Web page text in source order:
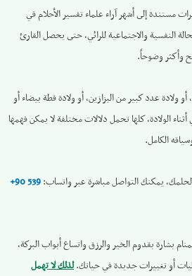
مستندة إلى أشهر آراء علماء تفسير الأحلام في
النفسية والاجتماعية للرائي، حتى يحصل القارئ
وأكثر وضوحاً.
ولادة عدد كبير من البزازين، أو ولادة قطة بيضاء أو
الولادة، كلها تحمل دلالات مختلفة لا يمكن فهمها
الكامل.
يمكنك التواصل مباشرة عبر واتساب:+90 539
بشارة بقدوم الخير والرزق واتساع أبواب البركة،
أو تغييرات جديدة في حياتك.لذلك لا تهمل